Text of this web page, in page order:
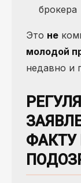
брокера
Это не
молодой
недавно и
ФАКТУ